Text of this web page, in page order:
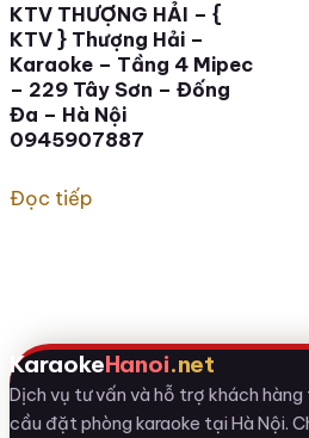
KTV THƯỢNG HẢI – {
KTV } Thượng Hải –
Karaoke – Tầng 4 Mipec
– 229 Tây Sơn – Đống
Đa – Hà Nội
0945907887
Đọc tiếp
KaraokeHanoi.net
Dịch vụ tư vấn và hỗ trợ khách
cầu đặt phòng karaoke tại Hà Nội.